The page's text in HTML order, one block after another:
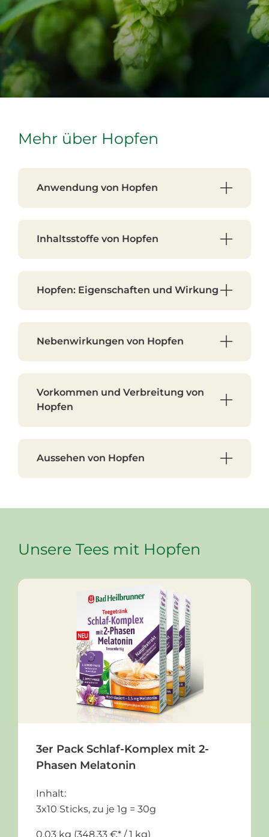
Mehr über Hopfen
Anwendung von Hopfen
Inhaltsstoffe von Hopfen
Hopfen: Eigenschaften und Wirkung
Nebenwirkungen von Hopfen
Vorkommen und Verbreitung von
Hopfen
Aussehen von Hopfen
Unsere Tees mit Hopfen
Produktgalerie überspringen
3er Pack Schlaf-Komplex mit 2-
Phasen Melatonin
Inhalt:
3x10 Sticks, zu je 1g = 30g
0.03 kg (348,33 €* / 1 kg)